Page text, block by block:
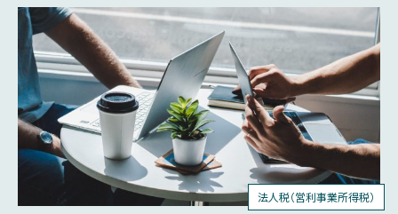
税制優遇
法人税（営利事業所得税）